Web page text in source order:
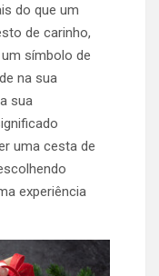
do que um
de carinho,
símbolo de
na sua
sua
uma cesta de
experiência